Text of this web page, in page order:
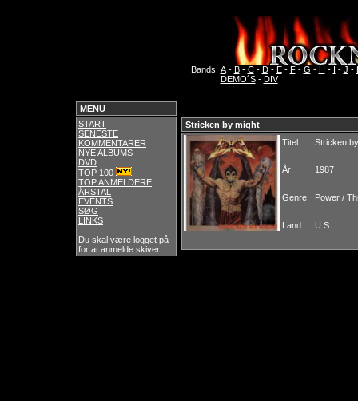
Bands: A- B- C- D- E- F- G - H - I - J -
DEMO´S- DIV
MENU
START
SENESTE
KOMMENTARER
NYE ALBUMS
DVD
TOP 100
TOP ANMELDERE
ÅRSTAL
EVENTS
SØG
LINKS
Du skal være logget på
for at anmelde skiver.
Stricken by might
Titel:
Stricken
År: 1987
Genre: Power /
Land: U.S.